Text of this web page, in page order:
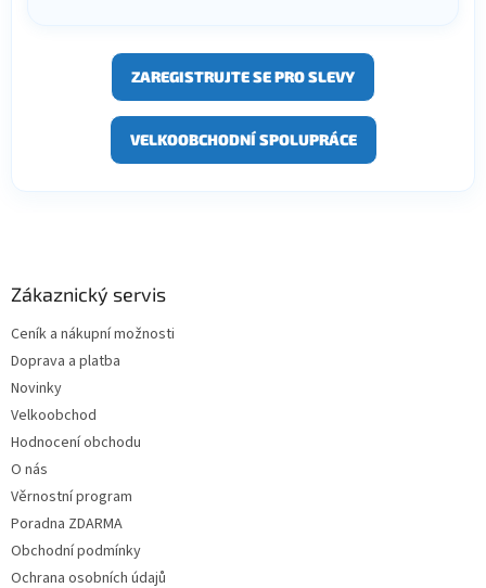
ZAREGISTRUJTE SE PRO SLEVY
VELKOOBCHODNÍ SPOLUPRÁCE
Zákaznický servis
Ceník a nákupní možnosti
Doprava a platba
Novinky
Velkoobchod
Hodnocení obchodu
O nás
Věrnostní program
Poradna ZDARMA
Obchodní podmínky
Ochrana osobních údajů